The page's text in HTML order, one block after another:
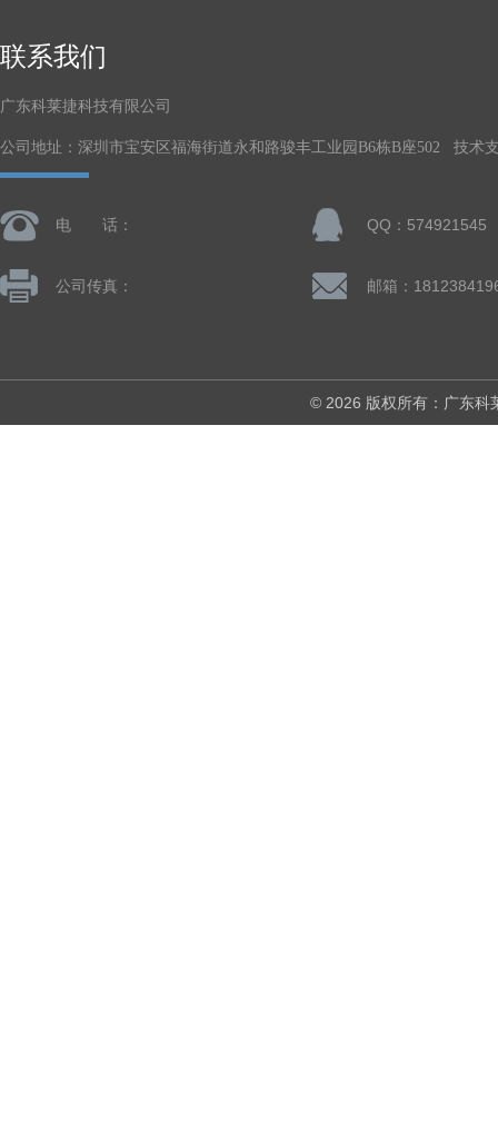
联系我们
广东科莱捷科技有限公司
公司地址：深圳市宝安区福海街道永和路骏丰工业园B6栋B座502 技术
电 话： QQ：574921545
公司传真：
© 2026 版权所有：广东